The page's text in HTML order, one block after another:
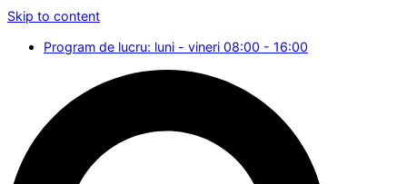
Skip to content
Program de lucru: luni - vineri 08:00 - 16:00